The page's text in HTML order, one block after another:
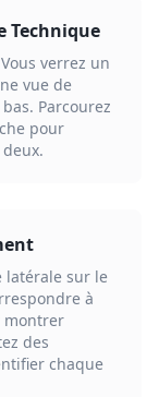
Technique
verrez un
vue de
Parcourez
pour
latérale sur le
à
montrer
des
chaque